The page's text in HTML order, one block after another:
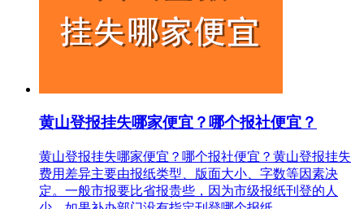
黄山登报挂失哪家便宜？哪个报社便宜？
黄山登报挂失哪家便宜？哪个报社便宜？黄山登报挂失
费用差异主要由报纸类型、版面大小、字数等因素决
定。一般市报要比省报贵些，因为市级报纸刊登的人